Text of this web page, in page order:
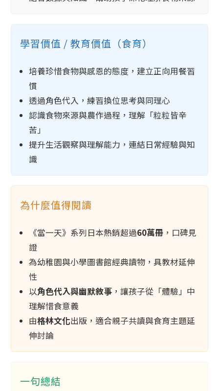
學習價值 / 教育價值（食育）
培養珍惜食物與感恩的態度，建立正向用餐習
慣
透過角色代入，練習換位思考與同理心
認識食物來源與農作過程，理解「粒粒皆辛
苦」
提升生活觀察與理解能力，連結日常經驗與知
識
為什麼值得閱讀
《當一天》系列日本熱銷超過60萬冊 ，口碑見
證
為幼稚園與小學圖書館經典讀物，具教材延伸
性
以角色代入與幽默敘事 ，讓孩子從「體驗」中
理解惜食意義
由格林文化出版，適合親子共讀與食育主題延
伸討論
一句總結